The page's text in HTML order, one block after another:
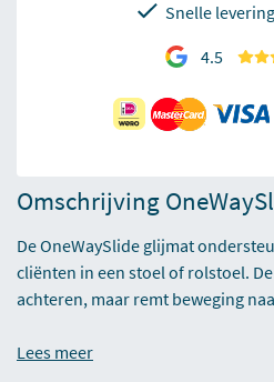
Snelle
4.5
Omschrijving
De OneWaySlide glijmat
cliënten in een stoel of rolstoel.
achteren, maar remt beweging
Lees meer